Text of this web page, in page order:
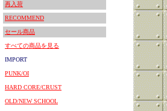
再入荷
RECOMMEND
セール商品
すべての商品を見る
IMPORT
PUNK/OI
HARD CORE/CRUST
OLD/NEW SCHOOL